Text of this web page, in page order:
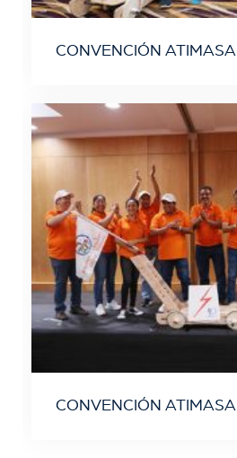
CONVENCIÓN ATIMASA
CONVENCIÓN ATIMASA